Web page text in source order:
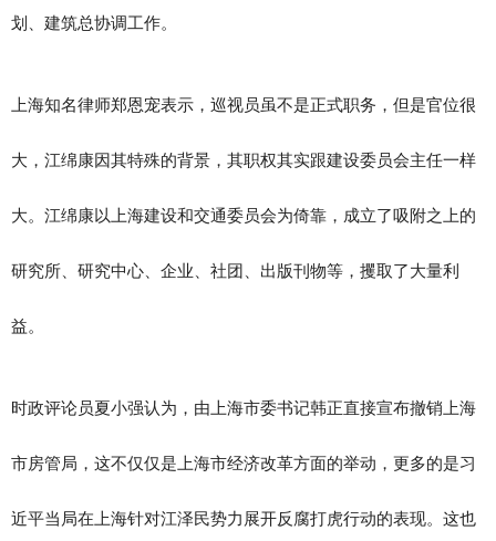
划、建筑总协调工作。
上海知名律师郑恩宠表示，巡视员虽不是正式职务，但是官位很
大，江绵康因其特殊的背景，其职权其实跟建设委员会主任一样
大。江绵康以上海建设和交通委员会为倚靠，成立了吸附之上的
研究所、研究中心、企业、社团、出版刊物等，攫取了大量利
益。
时政评论员夏小强认为，由上海市委书记韩正直接宣布撤销上海
市房管局，这不仅仅是上海市经济改革方面的举动，更多的是习
近平当局在上海针对江泽民势力展开反腐打虎行动的表现。这也